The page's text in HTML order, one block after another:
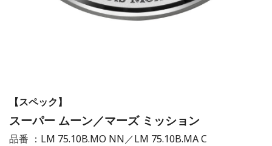
【スペック】
スーパー ムーン／マーズ ミッション
品番 ：LM 75.10B.MO NN／LM 75.10B.MA C